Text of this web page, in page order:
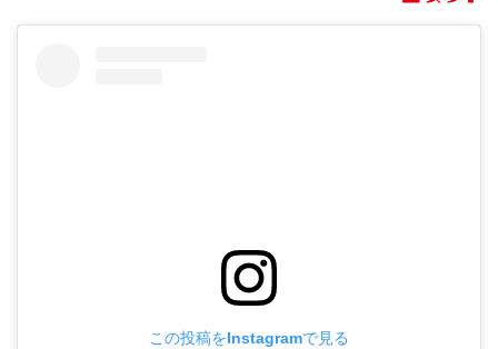
この投稿をInstagramで見る